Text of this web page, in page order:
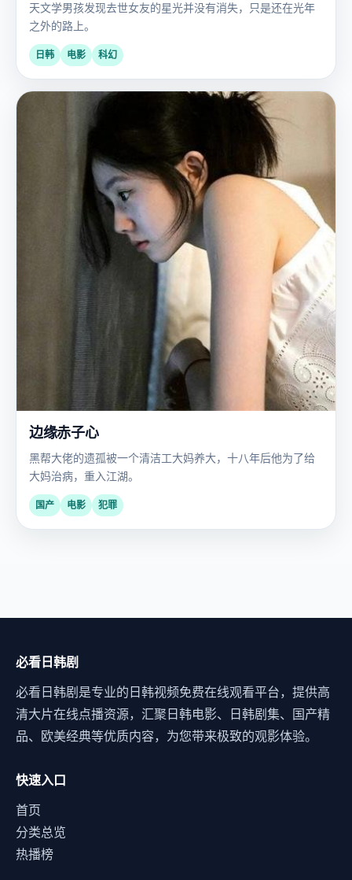
天文学男孩发现去世女友的星光并没有消失，只是还在光年
之外的路上。
日韩 电影
科幻
2019
国
边缘赤子心
黑帮大佬的遗孤被一个清洁工大妈养大，十八年后他为了给
大妈治病，重入江湖。
国产 电影 犯罪
必看日韩剧
必看日韩剧是专业的日韩视频免费在线观看平台，提供高
清大片在线点播资源，汇聚日韩电影、日韩剧集、国产精
品、欧美经典等优质内容，为您带来极致的观影体验。
快速入口
首页
分类总览
热播榜